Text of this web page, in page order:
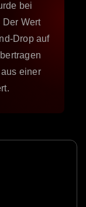
bei
Wert
Drop auf
einer